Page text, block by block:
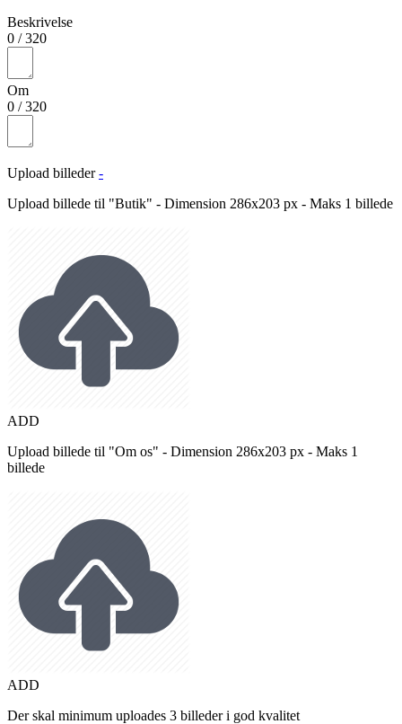
Beskrivelse
0 /320
Om
0 /320
Upload billeder -
Upload billede til "Butik" - Dimension 286x203 px - Maks 1 billede
ADD
Upload billede til "Om os" - Dimension 286x203 px - Maks 1
billede
ADD
Der skal minimum uploades 3 billeder i god kvalitet